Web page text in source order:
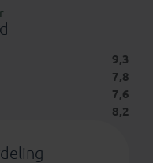
commentaar
9,3
7,8
7,6
8,2